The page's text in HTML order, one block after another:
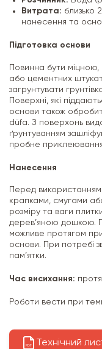
Витрата: близько
нанесення та
Підготовка основи
Повинна бути
або цементних
загрунтувати
Поверхні, які
основи також
düfa. З поверхонь
ґрунтуванням
пробне
Нанесення
Перед
крапками, смугами
розміру та ваги
дерев’яною дошкою.
можливе протягом
основи. При потребі
пам’ятки.
Час висихання:
Роботи вести при
PDF Технічний